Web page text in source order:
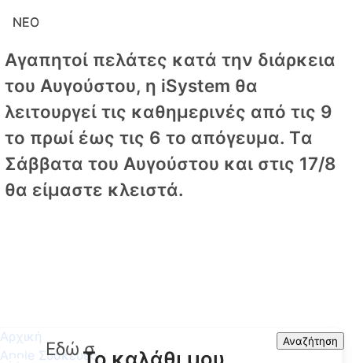
Αγαπητοί πελάτες κατά την διάρκεια
του Αυγούστου, η iSystem θα
λειτουργεί τις καθημερινές από τις 9
το πρωί έως τις 6 το απόγευμα. Tα
Σάββατα του Αυγούστου και στις 17/8
θα είμαστε κλειστά.
Αναζήτηση
Αρχική
Apple Συσκευές
ΝΕΟ
ΝΕΟ